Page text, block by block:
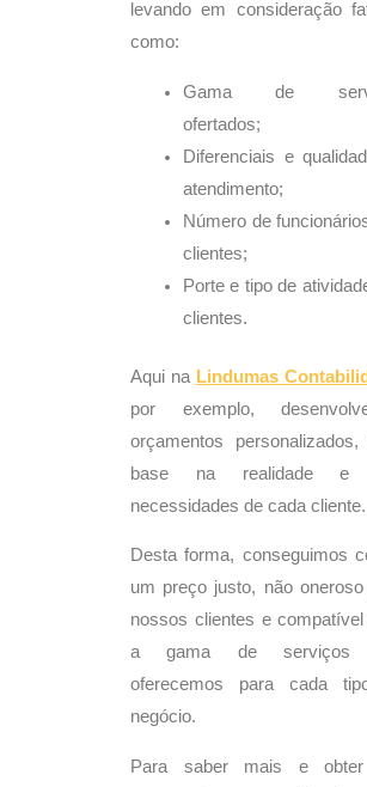
levando em consideração
como:
Gama de
ofertados;
Diferenciais e
atendimento;
Número de
clientes;
Porte e tipo de
clientes.
Aqui na Lindumas
por exemplo,
orçamentos
base na realidade e
necessidades de cada cliente.
Desta forma, conseguimos
um preço justo, não
nossos clientes e
a gama de serviços
oferecemos para cada
negócio.
Para saber mais e